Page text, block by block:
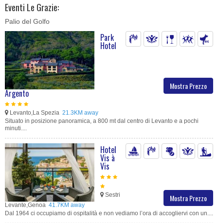
Eventi Le Grazie:
Palio del Golfo
Mostra Prezzo
Park
Hotel
Argento
Levanto,La Spezia 21.3KM away
Situato in posizione panoramica, a 800 mt dal centro di Levanto e a pochi
minuti....
Mostra Prezzo
Hotel
Vis à
Vis
Sestri
Levante,Genoa 41.7KM away
Dal 1964 ci occupiamo di ospitalità e non vediamo l’ora di accogliervi con un....